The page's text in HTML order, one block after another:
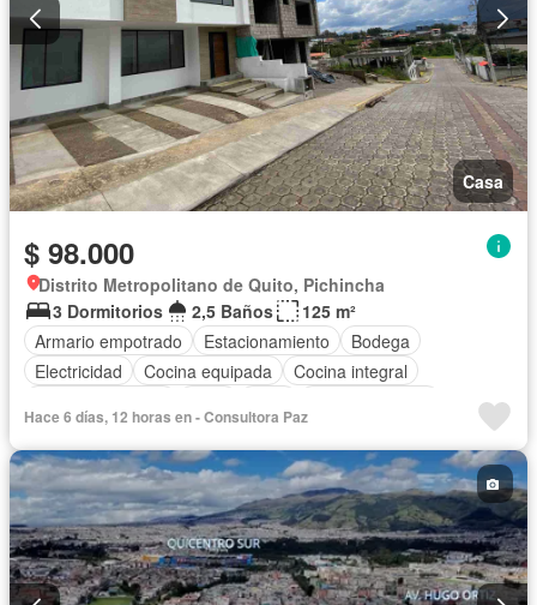
Casa
$ 98.000
Distrito Metropolitano de Quito, Pichincha
3 Dormitorios
2,5 Baños
125 m²
Armario empotrado
Estacionamiento
Bodega
Electricidad
Cocina equipada
Cocina integral
Conserje
Hace 6 días, 12 horas en - Consultora Paz